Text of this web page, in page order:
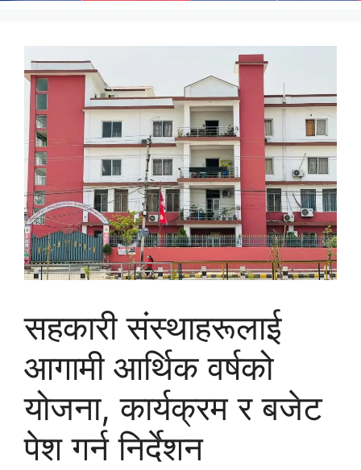
सहकारी संस्थाहरूलाई
आगामी आर्थिक वर्षको
योजना, कार्यक्रम र बजेट
पेश गर्न निर्देशन